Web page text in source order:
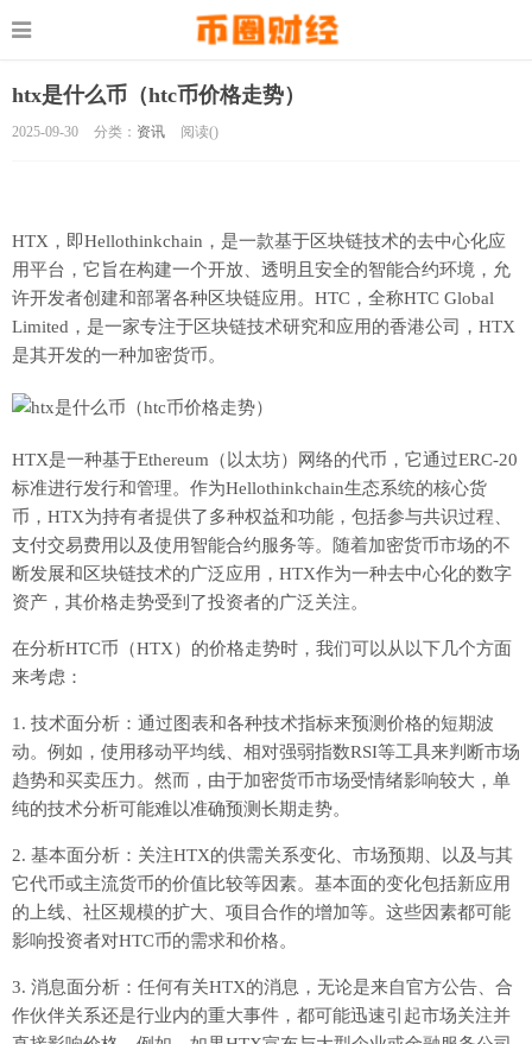
htx是什么币（htc币价格走势）
2025-09-30 分类： 资讯 阅读()
HTX，即Hellothinkchain，是一款基于区块链技术的去中心化应
用平台，它旨在构建一个开放、透明且安全的智能合约环境，允
许开发者创建和部署各种区块链应用。HTC，全称HTC Global
Limited，是一家专注于区块链技术研究和应用的香港公司，HTX
是其开发的一种加密货币。
HTX是一种基于Ethereum（以太坊）网络的代币，它通过ERC-20
标准进行发行和管理。作为Hellothinkchain生态系统的核心货
币，HTX为持有者提供了多种权益和功能，包括参与共识过程、
支付交易费用以及使用智能合约服务等。随着加密货币市场的不
断发展和区块链技术的广泛应用，HTX作为一种去中心化的数字
资产，其价格走势受到了投资者的广泛关注。
在分析HTC币（HTX）的价格走势时，我们可以从以下几个方面
来考虑：
1. 技术面分析：通过图表和各种技术指标来预测价格的短期波
动。例如，使用移动平均线、相对强弱指数RSI等工具来判断市场
趋势和买卖压力。然而，由于加密货币市场受情绪影响较大，单
纯的技术分析可能难以准确预测长期走势。
2. 基本面分析：关注HTX的供需关系变化、市场预期、以及与其
它代币或主流货币的价值比较等因素。基本面的变化包括新应用
的上线、社区规模的扩大、项目合作的增加等。这些因素都可能
影响投资者对HTC币的需求和价格。
3. 消息面分析：任何有关HTX的消息，无论是来自官方公告、合
作伙伴关系还是行业内的重大事件，都可能迅速引起市场关注并